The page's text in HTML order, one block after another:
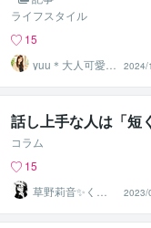
ライフスタイル
15
yuu＊大人可愛い
癒し声✨心を整
える時間
2024/
話し上手な人は「短
コラム
15
草野莉音✨くさ
のりお
2023/